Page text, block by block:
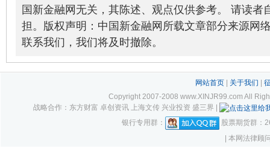
国新金融网无关，其陈述、观点仅供参考。 请读者
担。版权声明：中国新金融网所载文章部分来源网
联系我们，我们将及时撤除。
网站首页| 关于我们
Copyright 2007-2008 www.XINJR99.com All
战略合作：东方财富 卓创资讯 上海文传 兴业投资 盛三界 |
银行专用群：
股票期货群：
| 本网法律顾